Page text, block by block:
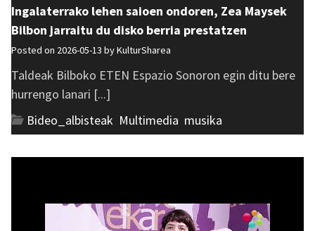
Ingalaterrako lehen saioen ondoren, Zea Maysek
Bilbon jarraitu du disko berria prestatzen
Posted on 2026-05-13 byKulturSharea
Taldeak Bilboko ETEN Espazio Sonoron egin ditu bere
hurrengo lanari [...]
Bideo_albisteak Multimedia musika